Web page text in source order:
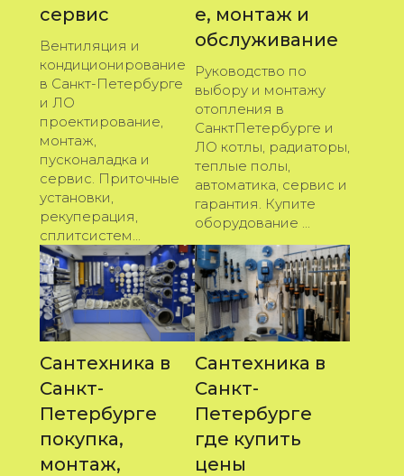
сервис
Вентиляция и
кондиционирование
в Санкт-Петербурге
и ЛО
проектирование,
монтаж,
пусконаладка и
сервис. Приточные
установки,
рекуперация,
сплитсистем...
е, монтаж и
обслуживание
Руководство по
выбору и монтажу
отопления в
СанктПетербурге и
ЛО котлы, радиаторы,
теплые полы,
автоматика, сервис и
гарантия. Купите
оборудование ...
Сантехника в
Санкт-
Петербурге
покупка,
монтаж,
Сантехника в
Санкт-
Петербурге
где купить
цены